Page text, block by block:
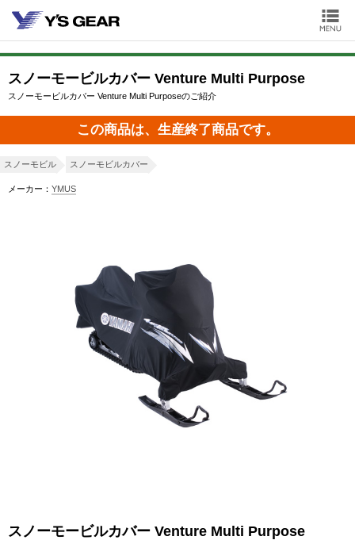
スノーモービルカバー Venture Multi Purpose
スノーモービルカバー Venture Multi Purposeのご紹介
この商品は、生産終了商品です。
スノーモビル スノーモビルカバー
メーカー： YMUS
スノーモービルカバー Venture Multi Purpose